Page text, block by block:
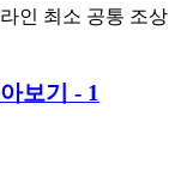
인 최소 공통 조상
보기 - 1